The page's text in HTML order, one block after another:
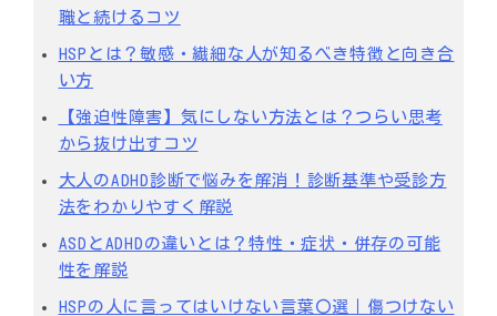
職と続けるコツ
HSPとは？敏感・繊細な人が知るべき特徴と向き合
い方
【強迫性障害】気にしない方法とは？つらい思考
から抜け出すコツ
大人のADHD診断で悩みを解消！診断基準や受診方
法をわかりやすく解説
ASDとADHDの違いとは？特性・症状・併存の可能
性を解説
HSPの人に言ってはいけない言葉〇選｜傷つけない